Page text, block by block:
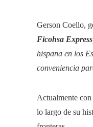
Gerson Coello,
Ficohsa Express
hispana en los
conveniencia
Actualmente
lo largo de su